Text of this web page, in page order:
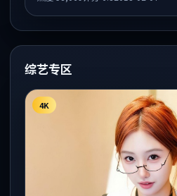
的观众。
综艺专区
4K